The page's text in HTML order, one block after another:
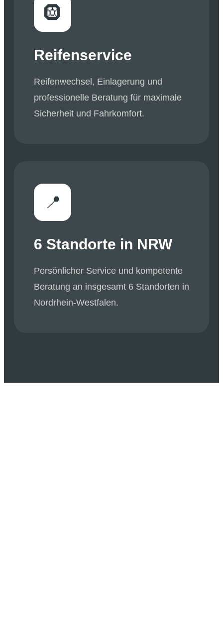
🛞
Reifenservice
Reifenwechsel, Einlagerung und
professionelle Beratung für maximale
Sicherheit und Fahrkomfort.
📍
6 Standorte in NRW
Persönlicher Service und kompetente
Beratung an insgesamt 6 Standorten in
Nordrhein-Westfalen.